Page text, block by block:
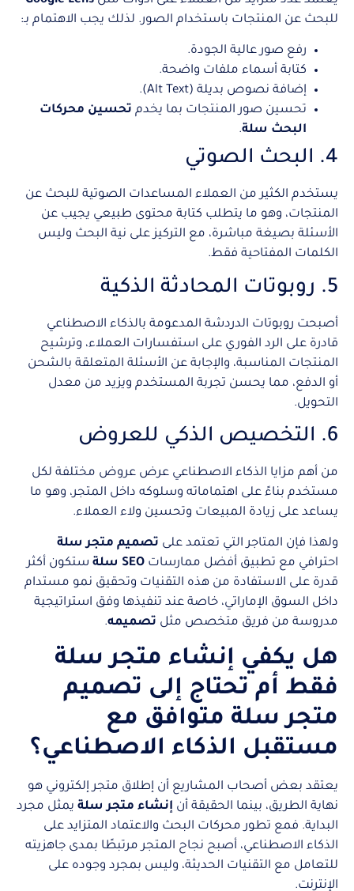
للبحث عن المنتجات باستخدام الصور. لذلك يجب الاهتمام بـ:
رفع صور عالية الجودة.
كتابة أسماء ملفات واضحة.
إضافة نصوص بديلة (Alt Text).
تحسين صور المنتجات بما يخدم تحسين محركات
البحث سلة.
4. البحث الصوتي
يستخدم الكثير من العملاء المساعدات الصوتية للبحث عن
المنتجات، وهو ما يتطلب كتابة محتوى طبيعي يجيب عن
الأسئلة بصيغة مباشرة، مع التركيز على نية البحث وليس
الكلمات المفتاحية فقط.
5. روبوتات المحادثة الذكية
أصبحت روبوتات الدردشة المدعومة بالذكاء الاصطناعي
قادرة على الرد الفوري على استفسارات العملاء، وترشيح
المنتجات المناسبة، والإجابة عن الأسئلة المتعلقة بالشحن
أو الدفع، مما يحسن تجربة المستخدم ويزيد من معدل
التحويل.
6. التخصيص الذكي للعروض
من أهم مزايا الذكاء الاصطناعي عرض عروض مختلفة لكل
مستخدم بناءً على اهتماماته وسلوكه داخل المتجر، وهو ما
يساعد على زيادة المبيعات وتحسين ولاء العملاء.
ولهذا فإن المتاجر التي تعتمد على تصميم متجر سلة
احترافي مع تطبيق أفضل ممارسات SEO سلة
ستكون أكثر
قدرة على الاستفادة من هذه التقنيات وتحقيق نمو مستدام
داخل السوق الإماراتي، خاصة عند تنفيذها وفق استراتيجية
مدروسة من فريق متخصص مثل تصميمه.
هل يكفي إنشاء متجر سلة
فقط أم تحتاج إلى تصميم
متجر سلة متوافق مع
مستقبل الذكاء الاصطناعي؟
يعتقد بعض أصحاب المشاريع أن إطلاق متجر إلكتروني هو
نهاية الطريق، بينما الحقيقة أن إنشاء متجر سلة يمثل مجرد
البداية. فمع تطور محركات البحث والاعتماد المتزايد على
الذكاء الاصطناعي، أصبح نجاح المتجر مرتبطًا بمدى جاهزيته
للتعامل مع التقنيات الحديثة، وليس بمجرد وجوده على
الإنترنت.